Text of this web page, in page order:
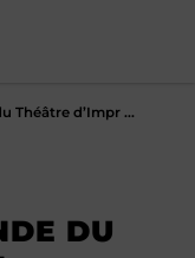
Théâtre d’Impr ...
DU